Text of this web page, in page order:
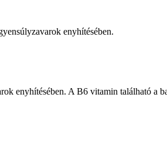
enyhítésében.
enyhítésében. A B6 vitamin található a